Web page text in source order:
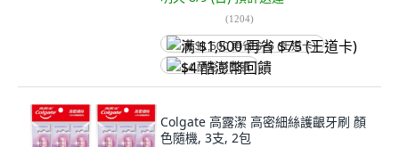
(1204)
满 $1,500 再省 $75 (王道卡)
$4 酷澎幣回饋
Colgate 高露潔 高密細絲護齦牙刷 顏
色隨機, 3支, 2包